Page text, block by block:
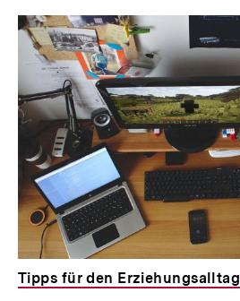
Tipps für den Erziehungsalltag